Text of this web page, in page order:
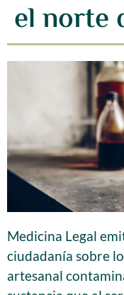
el norte
Medicina Legal
ciudadanía sobre
artesanal